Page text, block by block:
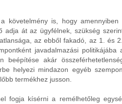
is, hogy amennyiben
át az ügyfélnek, szükség
az ebből fakadó, az 1. és
javadalmazási politikájába
akár
helyezi mindazon egyéb
termékhez jusson.
kísérni a remélhetőleg